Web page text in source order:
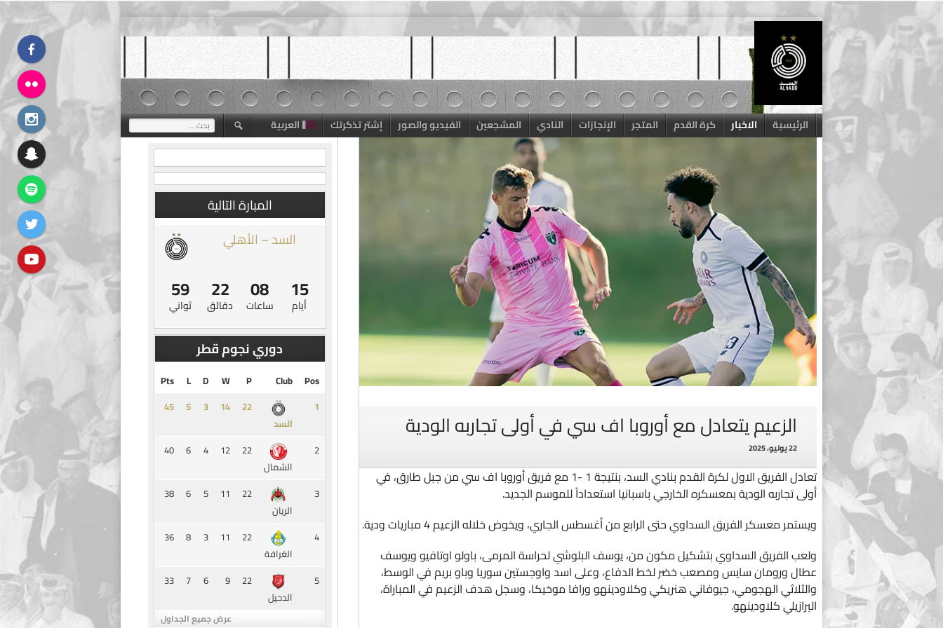
Skip
content
الرئيسية الاخبار كرة القدم المتجر الإنجازات النادي المشجعين الفيديو والصور إشتر تذكرتك العربية البحث
عن:
الزعيم يتعادل مع أوروبا اف سي في أولى تجاربه الودية
22 يوليو، 2025
تعادل الفريق الاول لكرة القدم بنادي السد، بنتيجة 1 -1 مع فريق أوروبا اف سي من جبل طارق، في
أولى تجاربه الودية بمعسكره الخارجي باسبانيا استعداداً للموسم الجديد.
ويستمر معسكر الفريق السداوي حتى الرابع من أغسطس الجاري، ويخوض خلاله الزعيم 4 مباريات ودية.
ولعب الفريق السداوي بتشكيل مكون من، يوسف البلوشي لحراسة المرمى، باولو اوتافيو ويوسف
عطال ورومان سايس ومصعب خضر لخط الدفاع، وعلى اسد واوجستين سوريا وباو بريم في الوسط،
والثلاثي الهجومي، جيوفاني هنريكي وكلاودينهو ورافا موخيكا، وسجل هدف الزعيم في المباراة،
البرازيلي كلاودينهو.
المبارة التالية
السد – الأهلي
15
أيام
08
ساعات
22
دقائق
58
ثواني
دوري نجوم قطر
Pos
Club
P
W
D
L
Pts
1
السد
‏22
14
3
5
45
2
الشمال
22
12
4
6
40
3
الريان
22
11
5
6
38
4
الغرافة
22
11
3
8
36
5
الدحيل
22
9
6
7
33
عرض جميع الجداول